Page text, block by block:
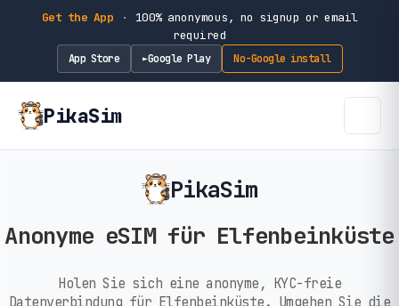
Get the App ·
100% anonymous, no signup or email
required
App Store ►Google Play No-Google install
PikaSim
PikaSim
Anonyme eSIM für Elfenbeinküste
Holen Sie sich eine anonyme, KYC-freie
Datenverbindung für Elfenbeinküste. Umgehen Sie die